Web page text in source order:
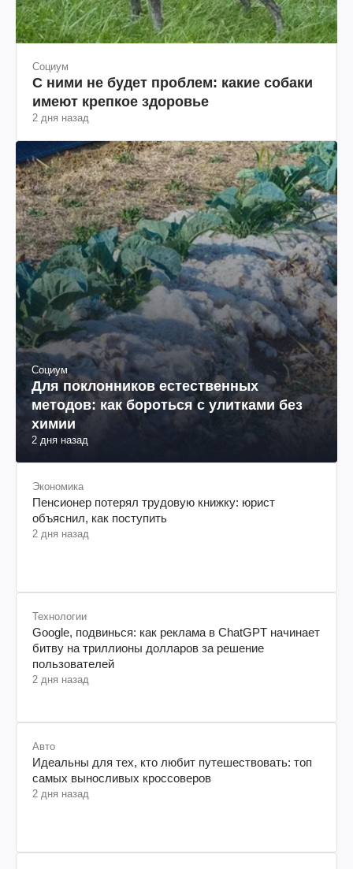
Социум
С ними не будет проблем: какие собаки
имеют крепкое здоровье
2 дня назад
Социум
Для поклонников естественных
методов: как бороться с улитками без
химии
2 дня назад
Экономика
Пенсионер потерял трудовую книжку: юрист
объяснил, как поступить
2 дня назад
Технологии
Google, подвинься: как реклама в ChatGPT начинает
битву на триллионы долларов за решение
пользователей
2 дня назад
Авто
Идеальны для тех, кто любит путешествовать: топ
самых выносливых кроссоверов
2 дня назад